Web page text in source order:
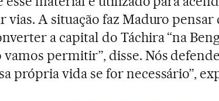
vias. A situação faz Maduro pensar
a capital do Táchira “na
vamos permitir”, disse. Nós
própria vida se for necessário”,